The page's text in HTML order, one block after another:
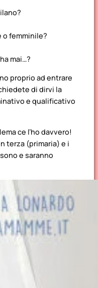
o femminile?
mai…?
proprio ad entrare
di dirvi la
e qualificativo
ce l’ho davvero!
terza (primaria) e i
e saranno